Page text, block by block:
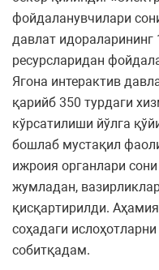
фойдаланувчилари
давлат идораларининг
ресурсларидан
Ягона интерактив
қарийб 350 турдаги
кўрсатилиши йўлга
бошлаб мустақил
ижроия органлари
жумладан,
қисқартирилди.
соҳадаги
собитқадам.